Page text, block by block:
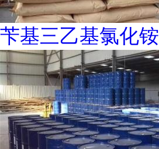
苄基三乙基氯化铵